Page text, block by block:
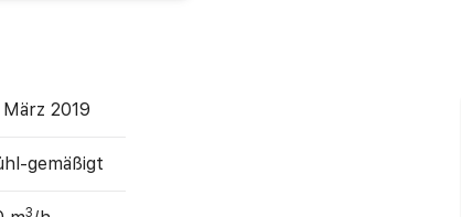
März 2019
gemäßigt
3